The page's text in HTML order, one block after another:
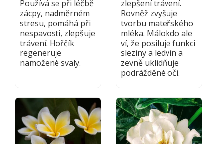
Používá se při léčbě
zácpy, nadměrném
stresu, pomáhá při
nespavosti, zlepšuje
trávení. Hořčík
regeneruje
namožené svaly.
zlepšení trávení.
Rovněž zvyšuje
tvorbu mateřského
mléka. Málokdo ale
ví, že posiluje funkci
sleziny a ledvin a
zevně uklidňuje
podrážděné oči.